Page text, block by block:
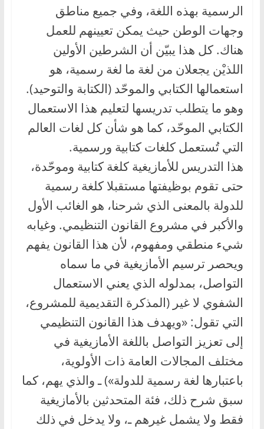
الرسمية بهذه اللغة، وفي جميع مناطق
وجهات الوطن حيث يمكن تعيينهم للعمل
هناك. كل هذا يبيّن أن الشرطين الأولين
اللذيْن يجعلان من لغة ما لغة رسمية، هو
استعمالها الكتابي والموحّد (الكتابة والتوحيد).
وهو ما يتطلب تدريسها لتعليم هذا الاستعمال
الكتابي الموحّد، كما هو شأن كل لغات العالم
التي تُستعمل كلغات كتابية ورسمية.
هذا التدريس للأمازيغية كلغة كتابية وموحّدة،
حتى تقوم بوظيفتها مستقبلا كلغة رسمية
للدولة بالمعنى الذي شرحنا، هو الغائب الأول
والأكبر في مشروع القانون التنظيمي. وغيابه
شيء منطقي ومفهوم، لأن هذا القانون يفهم
ويحصر ترسيم الأمازيغية في ما سماه
التواصل، بمدلوله الذي يعني الاستعمال
الشفوي لا غير (المذكرة التقديمية للمشروع،
التي تقول: «ويهدف هذا القانون التنظيمي
إلى تعزيز التواصل باللغة الأمازيغية في
مختلف المجالات العامة ذات الأولوية،
باعتبارها لغة رسمية للدولة») ـ والذي يهم، كما
سبق شرح ذلك، فئة المتحدثين بالأمازيغية
فقط ولا يشمل غيرهم ـ، ولا يدخل في ذلك